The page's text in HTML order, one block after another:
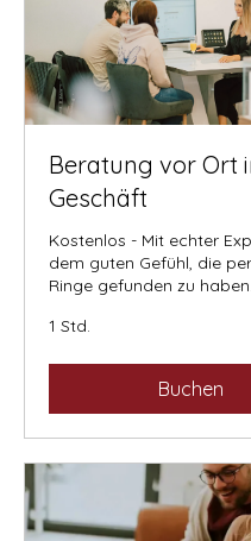
Beratung vor Ort
Geschäft
Kostenlos - Mit echter
dem guten Gefühl, die
Ringe gefunden zu haben.
1 Std.
Buchen